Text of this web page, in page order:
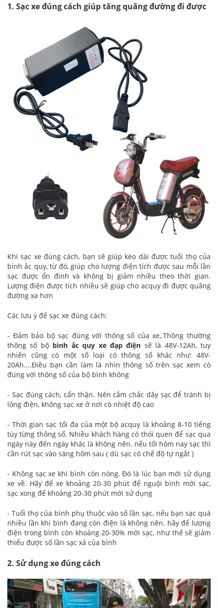
1. Sạc xe đúng cách giúp tăng quãng đường đi được
Khi sạc xe đúng cách, bạn sẽ giúp kéo dài được tuổi thọ của
bình ắc quy, từ đó, giúp cho lượng điện tích được sau mỗi lần
sạc được ổn đinh và không bị giảm nhiều theo thời gian.
Lượng điện được tích nhiều sẽ giúp cho acquy đi được quãng
đường xa hơn
Các lưu ý để sạc xe đúng cách:
- Đảm bảo bộ sạc đúng với thông số của xe,.Thông thường
thông số bộ bình ắc quy xe đạp điện sẽ là 48V-12Ah, tuy
nhiên cũng có một số loại có thông số khác như: 48V-
20Ah....Điều bạn cần làm là nhìn thông số trên sạc xem có
đúng với thông số của bộ bình không
- Sạc đúng cách, cẩn thận. Nên cắm chắc dây sạc để tránh bị
lỏng điện, không sạc xe ở nơi có nhiệt độ cao
- Thời gian sạc tối đa của một bộ acquy là khoảng 8-10 tiếng
tùy từng thông số. Nhiều khách hàng có thói quen để sạc qua
ngày này đến ngày khác là không nên. nếu tối hôm nay sạc thì
cần rút sạc vào sáng hôm sau ( dù sạc có chế độ tự ngắt )
- Không sạc xe khi bình còn nóng. Đó là lúc bạn mới sử dụng
xe về. Hãy để xe khoảng 20-30 phút để nguội bình mới sạc,
sạc xong để khoảng 20-30 phút mới sử dụng
- Tuổi thọ của bình phụ thuộc vào số lần sạc, nếu bạn sạc quá
nhiều lần khi bình đang còn điện là không nên. hãy để lượng
điện trong bình còn khoảng 20-30% mới sạc, như thế sẽ giảm
thiểu được số lần sạc xả của bình
2. Sử dụng xe đúng cách